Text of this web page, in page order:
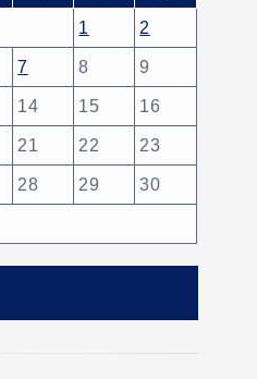
1 2
7 8 9
14 15 16
21 22 23
28 29 30